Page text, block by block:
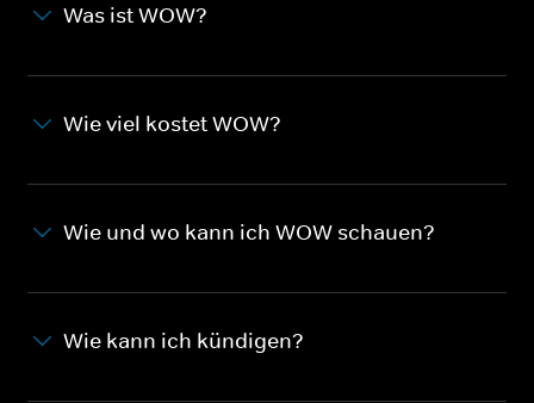
Was ist WOW?
Wie viel kostet WOW?
Wie und wo kann ich WOW schauen?
Wie kann ich kündigen?